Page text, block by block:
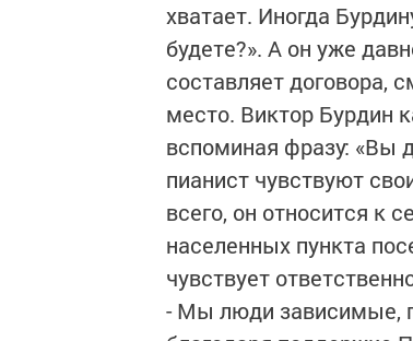
хватает. Иногда
будете?». А он уже
составляет договора,
место. Виктор Бурдин
вспоминая фразу: «Вы
пианист чувствуют
всего, он относится к
населенных пункта
чувствует
- Мы люди зависимые,